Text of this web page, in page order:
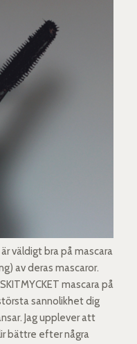
väldigt bra på mascara
av deras mascaror.
mascara på
sannolikhet dig
Jag upplever att
bättre efter några